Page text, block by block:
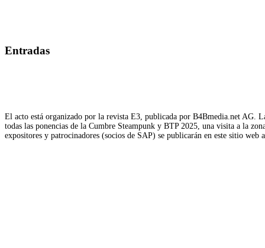
Entradas
El acto está organizado por la revista E3, publicada por B4Bmedia.net AG.
todas las ponencias de la Cumbre Steampunk y BTP 2025, una visita a la
expositores y patrocinadores (socios de SAP) se publicarán en este sitio web